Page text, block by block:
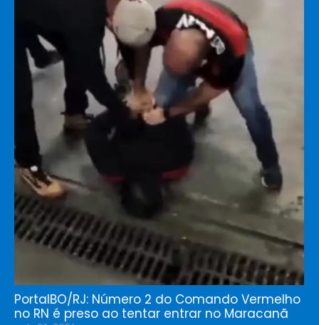
PortalBO/RJ: Número 2 do Comando Vermelho
no RN é preso ao tentar entrar no Maracanã